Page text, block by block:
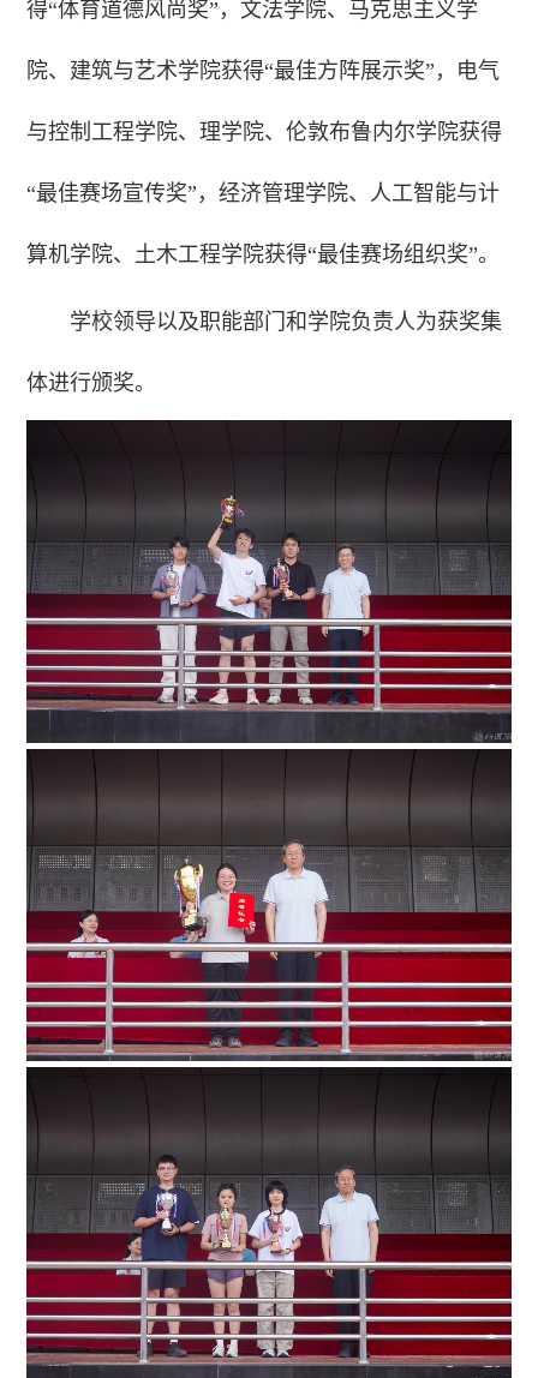
得“体育道德风尚奖”，文法学院、马克思主义学
院、建筑与艺术学院获得“最佳方阵展示奖”，电气
与控制工程学院、理学院、伦敦布鲁内尔学院获得
“最佳赛场宣传奖”，经济管理学院、人工智能与计
算机学院、土木工程学院获得“最佳赛场组织奖”。
学校领导以及职能部门和学院负责人为获奖集
体进行颁奖。